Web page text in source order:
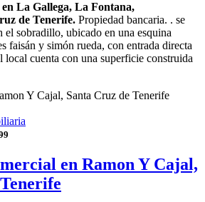
La Gallega, La Fontana,
de Tenerife. Propiedad bancaria. . se
el sobradillo, ubicado en una esquina
faisán y simón rueda, con entrada directa
local cuenta con una superficie construida
en Ramon Y Cajal,